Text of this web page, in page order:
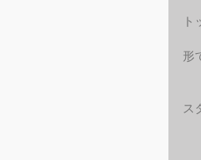
ト
形
ス